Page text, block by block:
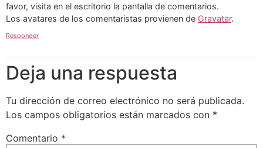
favor, visita en el escritorio la pantalla de comentarios.
Los avatares de los comentaristas provienen de Gravatar.
Responder
Deja una respuesta
Tu dirección de correo electrónico no será publicada.
Los campos obligatorios están marcados con *
Comentario *